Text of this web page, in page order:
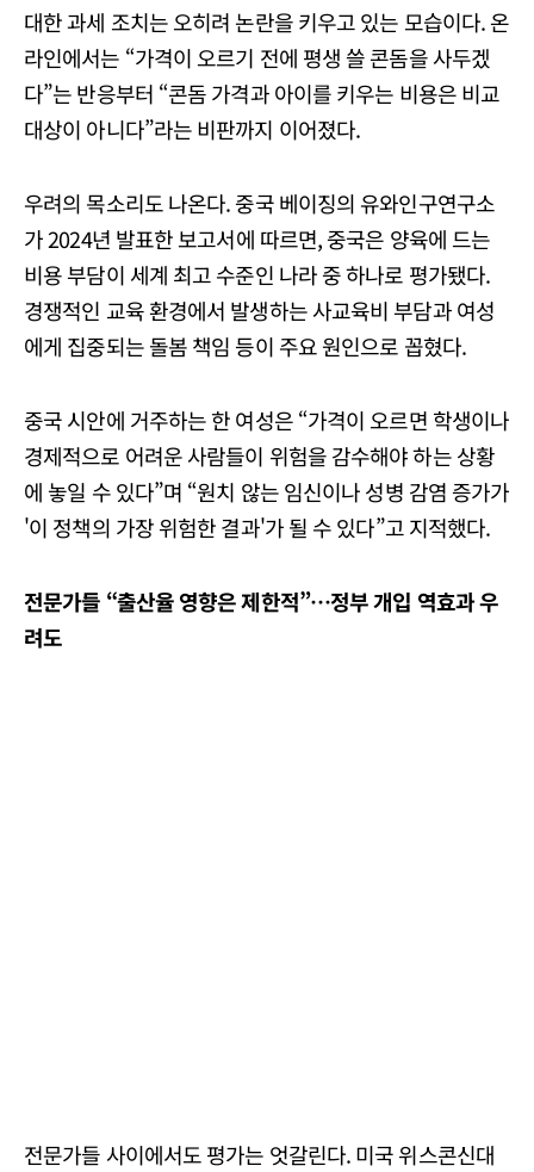
대한 과세 조치는 오히려 논란을 키우고 있는 모습이다. 온
라인에서는 “가격이 오르기 전에 평생 쓸 콘돔을 사두겠
다”는 반응부터 “콘돔 가격과 아이를 키우는 비용은 비교
대상이 아니다”라는 비판까지 이어졌다.
우려의 목소리도 나온다. 중국 베이징의 유와인구연구소
가 2024년 발표한 보고서에 따르면, 중국은 양육에 드는
비용 부담이 세계 최고 수준인 나라 중 하나로 평가됐다.
경쟁적인 교육 환경에서 발생하는 사교육비 부담과 여성
에게 집중되는 돌봄 책임 등이 주요 원인으로 꼽혔다.
중국 시안에 거주하는 한 여성은 “가격이 오르면 학생이나
경제적으로 어려운 사람들이 위험을 감수해야 하는 상황
에 놓일 수 있다”며 “원치 않는 임신이나 성병 감염 증가가
'이 정책의 가장 위험한 결과'가 될 수 있다”고 지적했다.
전문가들 “출산율 영향은 제한적”…정부 개입 역효과 우
려도
전문가들 사이에서도 평가는 엇갈린다. 미국 위스콘신대